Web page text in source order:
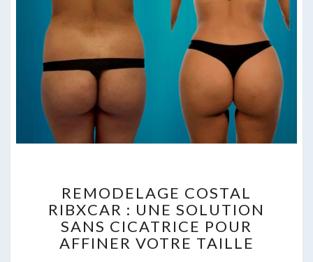
COSTAL
RIBXCAR
:
UNE
REMODELAGE COSTAL
RIBXCAR : UNE SOLUTION
SANS CICATRICE POUR
AFFINER VOTRE TAILLE